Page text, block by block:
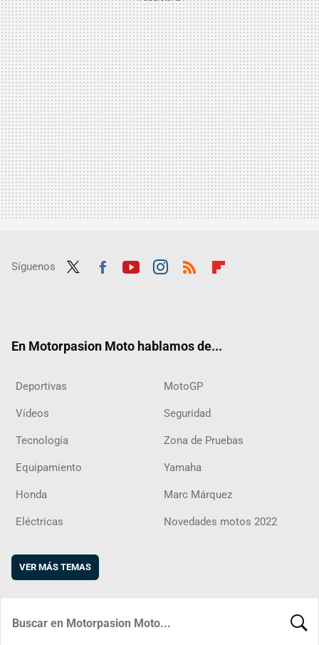
Síguenos
En Motorpasion Moto hablamos de...
Deportivas MotoGP
Vídeos Seguridad
Tecnología Zona de Pruebas
Equipamiento Yamaha
Honda Marc Márquez
Eléctricas Novedades motos 2022
VER MÁS TEMAS